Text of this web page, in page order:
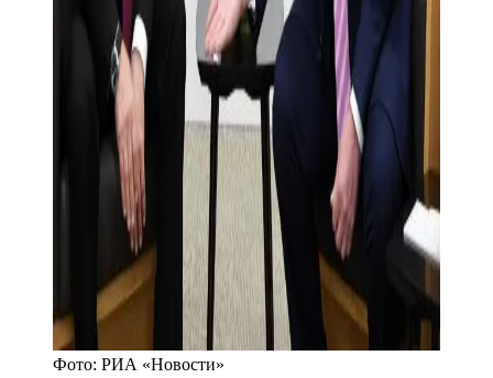
Фото: РИА «Новости»